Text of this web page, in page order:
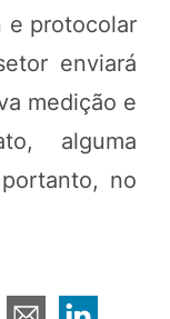
e protocolar
enviará
medição e
alguma
no